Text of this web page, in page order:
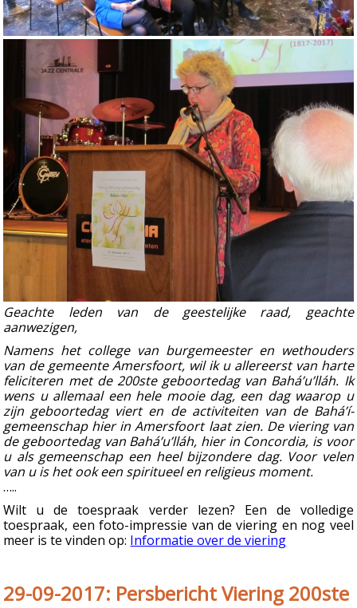
Geachte leden van de geestelijke raad, geachte
aanwezigen,
Namens het college van burgemeester en wethouders
van de gemeente Amersfoort, wil ik u allereerst van harte
feliciteren met de 200ste geboortedag van Bahá’u’lláh. Ik
wens u allemaal een hele mooie dag, een dag waarop u
zijn geboortedag viert en de activiteiten van de Bahá’í-
gemeenschap hier in Amersfoort laat zien. De viering van
de geboortedag van Bahá’u’lláh, hier in Concordia, is voor
u als gemeenschap een heel bijzondere dag. Voor velen
van u is het ook een spiritueel en religieus moment.
…..
Wilt u de toespraak verder lezen? Een de volledige
toespraak, een foto-impressie van de viering en nog veel
meer is te vinden op: Informatie over de viering
29-09-2017: Persbericht Viering 200ste